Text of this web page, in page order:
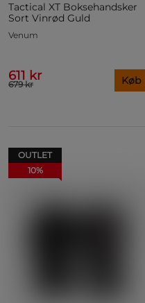
Tactical XT Boksehandsker
Sort Vinrød Guld
Venum
611 kr
679 kr Køb
OUTLET
10%